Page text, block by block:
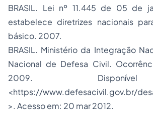
BRASIL. Lei nº 11.445 de 05 de
estabelece diretrizes nacionais
básico. 2007.
BRASIL. Ministério da Integração
Nacional de Defesa Civil.
2009.
<https://www.defesacivil.gov.br/
>. Acesso em: 20 mar 2012.